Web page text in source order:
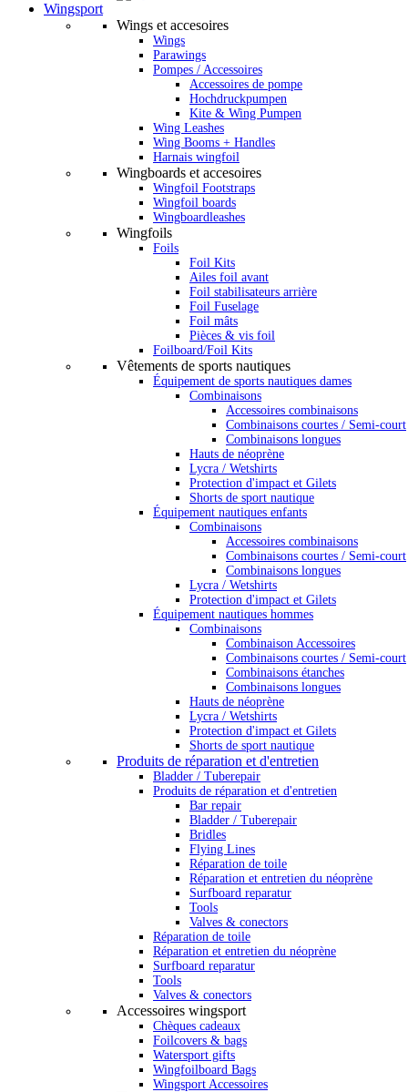
Wingsport
Wings et accesoires
Wings
Parawings
Pompes / Accessoires
Accessoires de pompe
Hochdruckpumpen
Kite & Wing Pumpen
Wing Leashes
Wing Booms + Handles
Harnais wingfoil
Wingboards et accesoires
Wingfoil Footstraps
Wingfoil boards
Wingboardleashes
Wingfoils
Foils
Foil Kits
Ailes foil avant
Foil stabilisateurs arrière
Foil Fuselage
Foil mâts
Pièces & vis foil
Foilboard/Foil Kits
Vêtements de sports nautiques
Équipement de sports nautiques dames
Combinaisons
Accessoires combinaisons
Combinaisons courtes / Semi-court
Combinaisons longues
Hauts de néoprène
Lycra / Wetshirts
Protection d'impact et Gilets
Shorts de sport nautique
Équipement nautiques enfants
Combinaisons
Accessoires combinaisons
Combinaisons courtes / Semi-court
Combinaisons longues
Lycra / Wetshirts
Protection d'impact et Gilets
Équipement nautiques hommes
Combinaisons
Combinaison Accessoires
Combinaisons courtes / Semi-court
Combinaisons étanches
Combinaisons longues
Hauts de néoprène
Lycra / Wetshirts
Protection d'impact et Gilets
Shorts de sport nautique
Produits de réparation et d'entretien
Bladder / Tuberepair
Produits de réparation et d'entretien
Bar repair
Bladder / Tuberepair
Bridles
Flying Lines
Réparation de toile
Réparation et entretien du néoprène
Surfboard reparatur
Tools
Valves & conectors
Réparation de toile
Réparation et entretien du néoprène
Surfboard reparatur
Tools
Valves & conectors
Accessoires wingsport
Chèques cadeaux
Foilcovers & bags
Watersport gifts
Wingfoilboard Bags
Wingsport Accessoires